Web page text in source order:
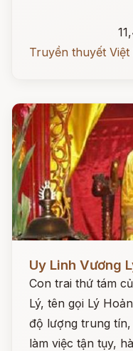
Truyền thuyết Việt
Uy Linh Vương
Con trai thứ tám
Lý, tên gọi Lý
độ lượng trung
làm việc tận tụy,